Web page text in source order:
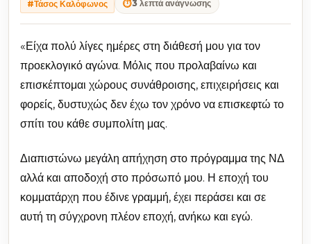
#Τάσος Καλόφωνος ⏱3 λεπτά ανάγνωσης
«Είχα πολύ λίγες ημέρες στη διάθεσή μου για τον
προεκλογικό αγώνα. Μόλις που προλαβαίνω και
επισκέπτομαι χώρους συνάθροισης, επιχειρήσεις και
φορείς, δυστυχώς δεν έχω τον χρόνο να επισκεφτώ το
σπίτι του κάθε συμπολίτη μας.
Διαπιστώνω μεγάλη απήχηση στο πρόγραμμα της ΝΔ
αλλά και αποδοχή στο πρόσωπό μου. Η εποχή του
κομματάρχη που έδινε γραμμή, έχει περάσει και σε
αυτή τη σύγχρονη πλέον εποχή, ανήκω και εγώ.